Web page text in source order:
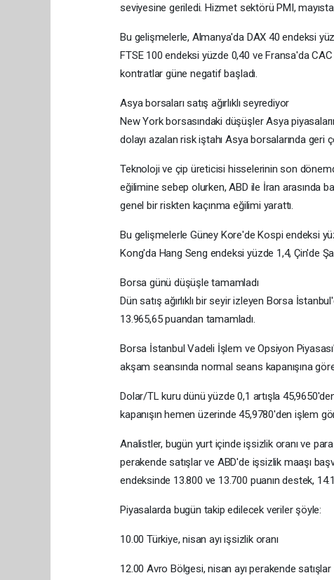
seviyesine geriledi. Hizmet sektörü PMI,
Bu gelişmelerle, Almanya'da DAX 40 endeksi
FTSE 100 endeksi yüzde 0,40 ve Fransa'da
kontratlar güne negatif başladı.
Asya borsaları satış ağırlıklı seyrediyor
New York borsasındaki düşüşler Asya
dolayı azalan risk iştahı Asya borsalarında geri
Teknoloji ve çip üreticisi hisselerinin son
eğilimine sebep olurken, ABD ile İran arasında
genel bir riskten kaçınma eğilimi yarattı.
Bu gelişmelerle Güney Kore'de Kospi endeksi
Kong'da Hang Seng endeksi yüzde 1,4, Çin'de
Borsa günü düşüşle tamamladı
Dün satış ağırlıklı bir seyir izleyen Borsa
13.965,65 puandan tamamladı.
Borsa İstanbul Vadeli İşlem ve Opsiyon
akşam seansında normal seans kapanışına
Dolar/TL kuru dünü yüzde 0,1 artışla
kapanışın hemen üzerinde 45,9780'den işlem
Analistler, bugün yurt içinde işsizlik oranı ve
perakende satışlar ve ABD'de işsizlik maaşı
endeksinde 13.800 ve 13.700 puanın destek,
Piyasalarda bugün takip edilecek veriler şöyle:
10.00 Türkiye, nisan ayı işsizlik oranı
12.00 Avro Bölgesi, nisan ayı perakende satışlar